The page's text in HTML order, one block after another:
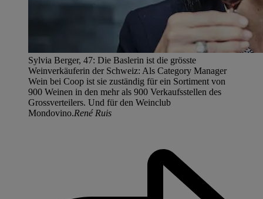
Sylvia Berger, 47: Die Baslerin ist die grösste
Weinverkäuferin der Schweiz: Als Category Manager
Wein bei Coop ist sie zuständig für ein Sortiment von
900 Weinen in den mehr als 900 Verkaufsstellen des
Grossverteilers. Und für den Weinclub
Mondovino.René Ruis